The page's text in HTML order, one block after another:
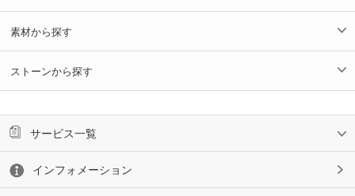
素材から探す
ストーンから探す
サービス一覧
インフォメーション